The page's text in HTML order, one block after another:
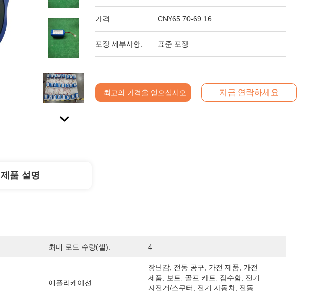
가격: CN¥65.70-69.16
포장 세부사항: 표준 포장
최고의 가격을 얻으십시오 지금 연락하세요
제품 설명
최대 로드 수량(셀): 4
애플리케이션:
장난감, 전동 공구, 가전 제품, 가전
제품, 보트, 골프 카트, 잠수함, 전기
자전거/스쿠터, 전기 자동차, 전동